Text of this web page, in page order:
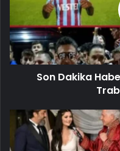
Son Dakika